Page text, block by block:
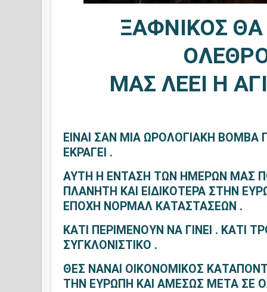
ΞΑΦΝΙΚΟΣ ΘΑ
ΜΑΣΛΕΕΙ Η
ΕΙΝΑΙ ΣΑΝ ΜΙΑ ΩΡΟΛΟΓΙΑΚΗ
ΕΚΡΑΓΕΙ .
ΑΥΤΗ Η ΕΝΤΑΣΗ ΤΩΝ ΗΜΕΡΩΝ ΜΑΣ
ΠΛΑΝΗΤΗ ΚΑΙ ΕΙΔΙΚΟΤΕΡΑ ΣΤΗΝ
ΕΠΟΧΗ ΝΟΡΜΑΛ ΚΑΤΑΣΤΑΣΕΩΝ .
ΚΑΤΙ ΠΕΡΙΜΕΝΟΥΝ ΝΑ ΓΙΝΕΙ . ΚΑΤΙ
ΣΥΓΚΛΟΝΙΣΤΙΚΟ .
ΘΕΣ ΝΑΝΑΙ ΟΙΚΟΝΟΜΙΚΟΣ
ΤΗΝ ΕΥΡΩΠΗ ΚΑΙ ΑΜΕΣΩΣ ΜΕΤΑ ΣΕ